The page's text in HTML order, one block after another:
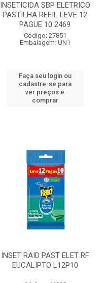
INSETICIDA SBP ELETRICO
PASTILHA REFIL LEVE 12
PAGUE 10 2469
Código: 27851
Embalagem: UN1
Faça seu login ou
cadastre-se para
ver preços e
comprar
INSET RAID PAST ELET RF
EUCALIPTO L12P10